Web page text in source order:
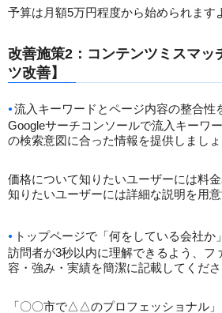
予算は月額5万円程度から始められます
改善施策2：コンテンツミスマッ
ツ改善】
流入キーワードとページ内容の整合性
Googleサーチコンソールで流入キーワ
の検索意図に合った情報を提供しましょ
価格について知りたいユーザーには料
知りたいユーザーには詳細な説明を用意
トップページで「何をしている会社か
訪問者が3秒以内に理解できるよう、フ
容・強み・実績を簡潔に記載してくださ
「〇〇市で△△のプロフェッショナル